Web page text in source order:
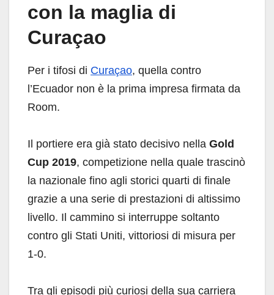
con la maglia di
Curaçao
Per i tifosi di Curaçao, quella contro
l’Ecuador non è la prima impresa firmata da
Room.
Il portiere era già stato decisivo nella Gold
Cup 2019, competizione nella quale trascinò
la nazionale fino agli storici quarti di finale
grazie a una serie di prestazioni di altissimo
livello. Il cammino si interruppe soltanto
contro gli Stati Uniti, vittoriosi di misura per
1-0.
Tra gli episodi più curiosi della sua carriera